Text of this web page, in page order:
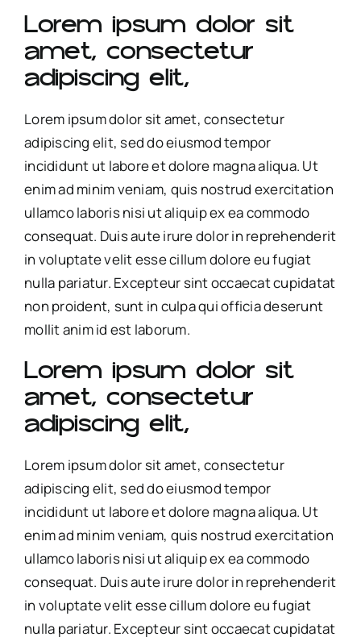
Lorem ipsum dolor sit
amet, consectetur
adipiscing elit,
Lorem ipsum dolor sit amet, consectetur
adipiscing elit, sed do eiusmod tempor
incididunt ut labore et dolore magna aliqua. Ut
enim ad minim veniam, quis nostrud exercitation
ullamco laboris nisi ut aliquip ex ea commodo
consequat. Duis aute irure dolor in reprehenderit
in voluptate velit esse cillum dolore eu fugiat
nulla pariatur. Excepteur sint occaecat cupidatat
non proident, sunt in culpa qui officia deserunt
mollit anim id est laborum.
Lorem ipsum dolor sit
amet, consectetur
adipiscing elit,
Lorem ipsum dolor sit amet, consectetur
adipiscing elit, sed do eiusmod tempor
incididunt ut labore et dolore magna aliqua. Ut
enim ad minim veniam, quis nostrud exercitation
ullamco laboris nisi ut aliquip ex ea commodo
consequat. Duis aute irure dolor in reprehenderit
in voluptate velit esse cillum dolore eu fugiat
nulla pariatur. Excepteur sint occaecat cupidatat